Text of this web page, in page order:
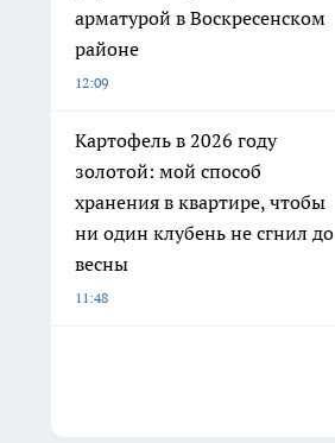
арматурой в Воскресенском
районе
12:09
Картофель в 2026 году
золотой: мой способ
хранения в квартире, чтобы
ни один клубень не сгнил до
весны
11:48